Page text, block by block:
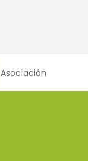
Asociación